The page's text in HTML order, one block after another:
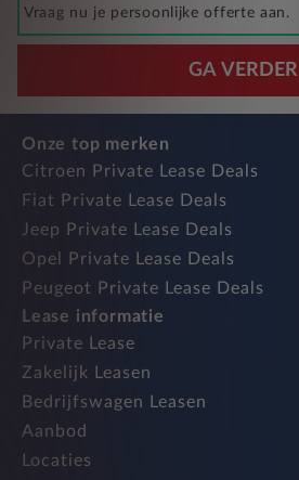
Vraag nu je persoonlijke offerte aan.
GA VERDER
Onze top merken
Citroen Private Lease Deals
Fiat Private Lease Deals
Jeep Private Lease Deals
Opel Private Lease Deals
Peugeot Private Lease Deals
Lease informatie
Private Lease
Zakelijk Leasen
Bedrijfswagen Leasen
Aanbod
Locaties